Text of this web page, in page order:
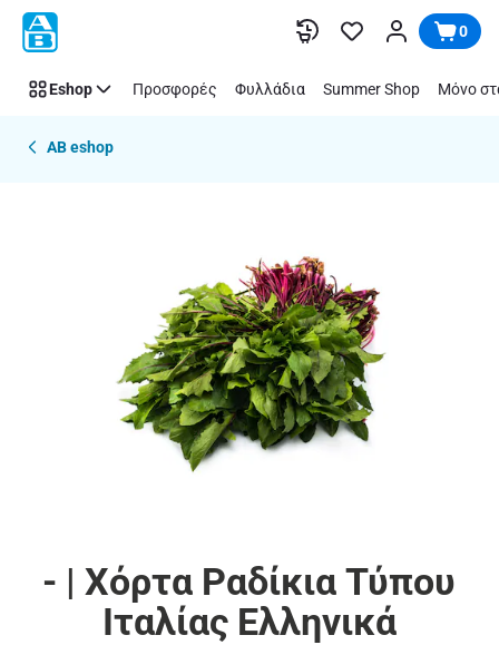
Παράλειψη 0
Eshop Προσφορές Φυλλάδια Summer Shop Μόνο
AB eshop
- | Χόρτα Ραδίκια Τύπου
Ιταλίας Ελληνικά